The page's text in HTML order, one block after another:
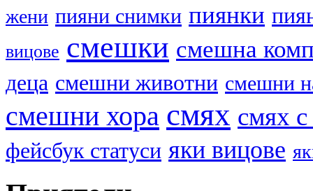
жени пияни снимки пиянки
вицове смешки смешна
деца смешни животни смешни
смешни хора смях смях
фейсбук статуси яки вицове